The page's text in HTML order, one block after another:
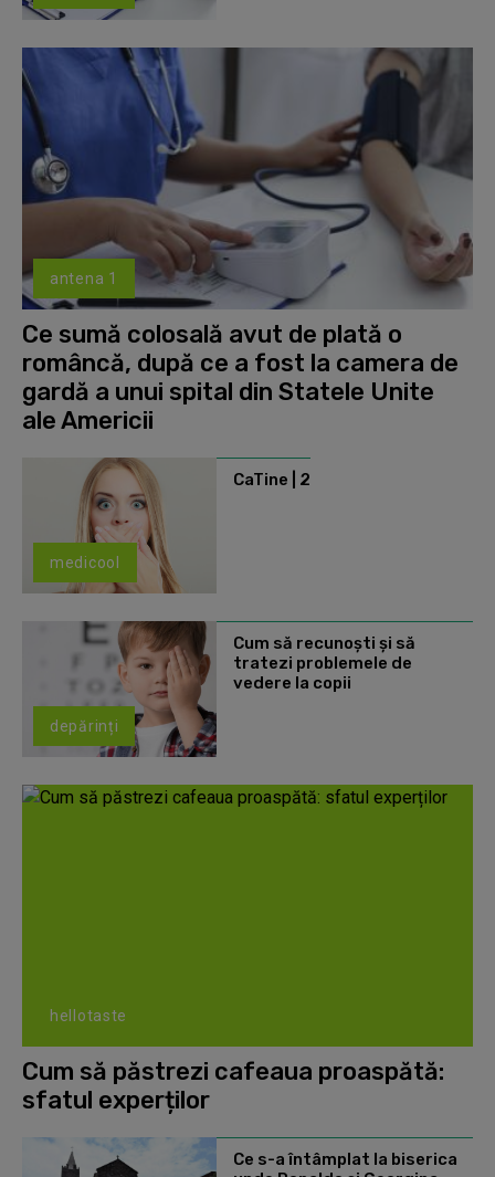
antena 1
Ce sumă colosală avut de plată o
româncă, după ce a fost la camera de
gardă a unui spital din Statele Unite
ale Americii
medicool
CaTine | 2
depărinți
Cum să recunoști și să
tratezi problemele de
vedere la copii
hellotaste
Cum să păstrezi cafeaua proaspătă:
sfatul experților
Ce s-a întâmplat la biserica